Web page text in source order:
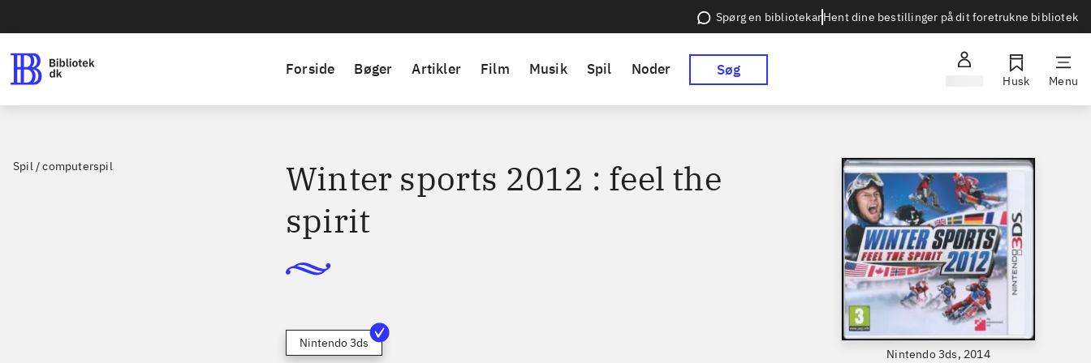
Spørg en bibliotekarHent dine bestillinger på dit foretrukne bibliotek
Forside Bøger Artikler Film Musik Spil Noder Søg
Husk Menu
Spil / computerspil
Nintendo 3ds, 2014
Winter sports 2012 : feel the
spirit
Nintendo 3ds